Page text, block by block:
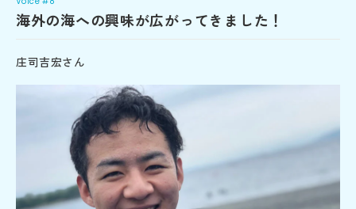
海外の海への興味が広がってきました！
庄司吉宏さん